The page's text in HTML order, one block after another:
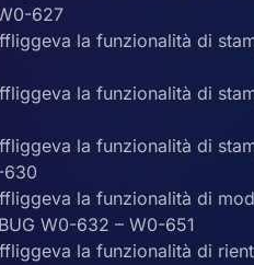
627
la funzionalità di
la funzionalità di
la funzionalità di
630
la funzionalità di
W0-632 – W0-651
la funzionalità di